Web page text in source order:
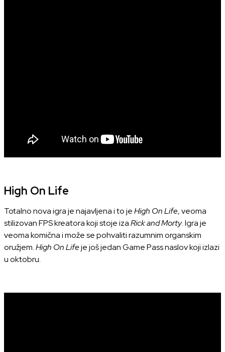
High On Life
Totalno nova igra je najavljena i to jeHigh On Life, veoma
stilizovan FPS kreatora koji stoje izaRick and Morty. Igra je
veoma komična i može se pohvaliti razumnim organskim
oružjem.High On Lifeje još jedan Game Pass naslov koji izlazi
u oktobru.